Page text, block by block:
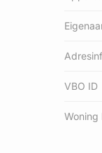
VBO ID
Woning